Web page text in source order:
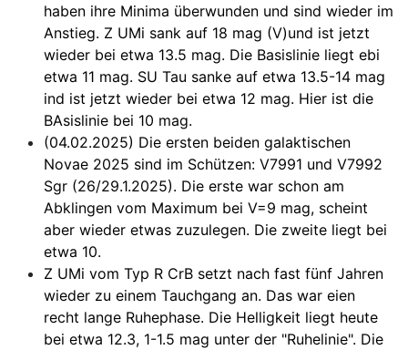
haben ihre Minima überwunden und sind wieder im
Anstieg. Z UMi sank auf 18 mag (V)und ist jetzt
wieder bei etwa 13.5 mag. Die Basislinie liegt ebi
etwa 11 mag. SU Tau sanke auf etwa 13.5-14 mag
ind ist jetzt wieder bei etwa 12 mag. Hier ist die
BAsislinie bei 10 mag.
(04.02.2025) Die ersten beiden galaktischen
Novae 2025 sind im Schützen: V7991 und V7992
Sgr (26/29.1.2025). Die erste war schon am
Abklingen vom Maximum bei V=9 mag, scheint
aber wieder etwas zuzulegen. Die zweite liegt bei
etwa 10.
Z UMi vom Typ R CrB setzt nach fast fünf Jahren
wieder zu einem Tauchgang an. Das war eien
recht lange Ruhephase. Die Helligkeit liegt heute
bei etwa 12.3, 1-1.5 mag unter der "Ruhelinie". Die